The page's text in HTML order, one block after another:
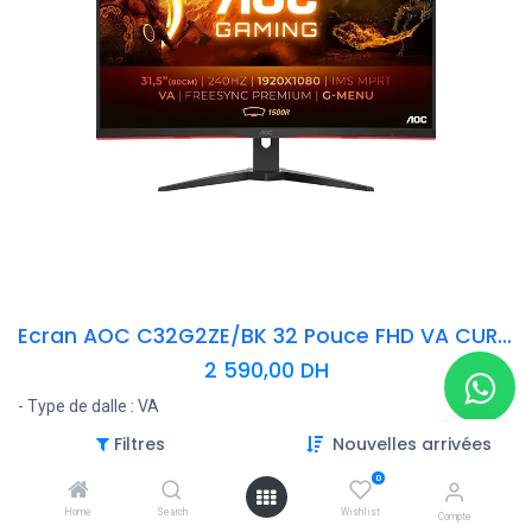
Filtres Nouvelles arrivées
Home Search
0
Wishlist Compte
Ecran AOC C32G2ZE/BK 32 Pouce FHD VA CURVED 240HZ 0.5MS
2 590,00 DH
- Type de dalle : VA
- Résolution : 1920 x 1080 pixels (FHD)
- Taux de Rafraichissement : 240 Hz
- Temps de Réponse : 0.5 ms